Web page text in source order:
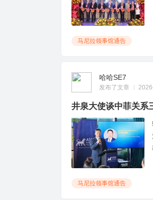
马尼拉领事馆通告
哈哈SE7
发布了文章
井泉大使谈中菲关系
马尼拉领事馆通告